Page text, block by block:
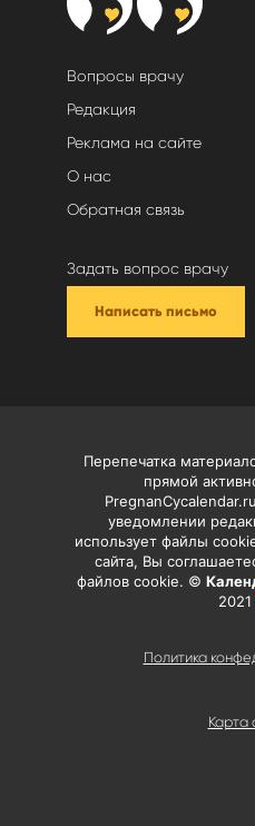
Вопросы врачу
Редакция
Реклама на сайте
О нас
Обратная связь
Задать вопрос врачу
Написать письмо
Карта
Перепечатка
прямой
уведомлении
использует файлы
сайта, Вы
файлов cookie. ©
2021
Политика